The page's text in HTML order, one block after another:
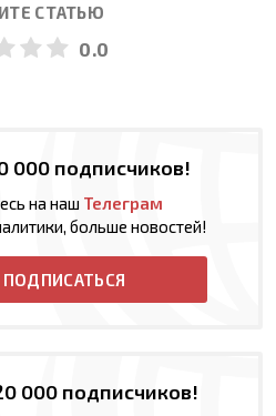
СТАТЬЮ
0.0
000 подписчиков!
на наш Телеграм
больше новостей!
ПОДПИСАТЬСЯ
000 подписчиков!